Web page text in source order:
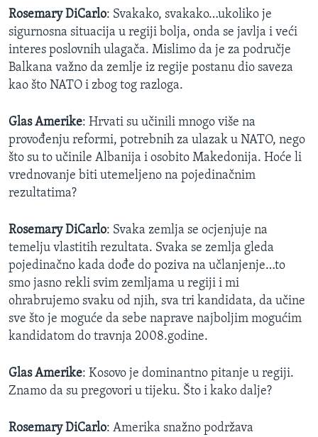
Rosemary DiCarlo: Svakako, svakako…ukoliko je
sigurnosna situacija u regiji bolja, onda se javlja i veći
interes poslovnih ulagača. Mislimo da je za područje
Balkana važno da zemlje iz regije postanu dio saveza
kao što NATO i zbog tog razloga.
Glas Amerike: Hrvati su učinili mnogo više na
provođenju reformi, potrebnih za ulazak u NATO, nego
što su to učinile Albanija i osobito Makedonija. Hoće li
vrednovanje biti utemeljeno na pojedinačnim
rezultatima?
Rosemary DiCarlo: Svaka zemlja se ocjenjuje na
temelju vlastitih rezultata. Svaka se zemlja gleda
pojedinačno kada dođe do poziva na učlanjenje…to
smo jasno rekli svim zemljama u regiji i mi
ohrabrujemo svaku od njih, sva tri kandidata, da učine
sve što je moguće da sebe naprave najboljim mogućim
kandidatom do travnja 2008.godine.
Glas Amerike: Kosovo je dominantno pitanje u regiji.
Znamo da su pregovori u tijeku. Što i kako dalje?
Rosemary DiCarlo: Amerika snažno podržava